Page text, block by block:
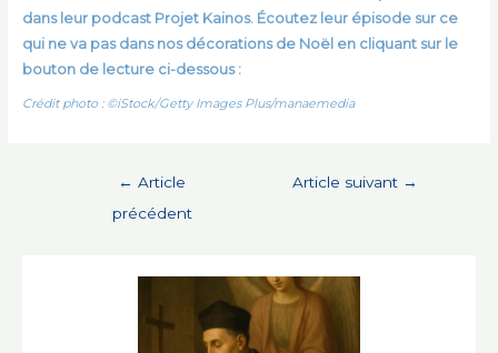
dans leur podcast Projet Kainos. Écoutez leur épisode sur ce
qui ne va pas dans nos décorations de Noël en cliquant sur le
bouton de lecture ci-dessous :
Crédit photo : ©iStock/Getty Images Plus/manaemedia
← Article
précédent
Article suivant →